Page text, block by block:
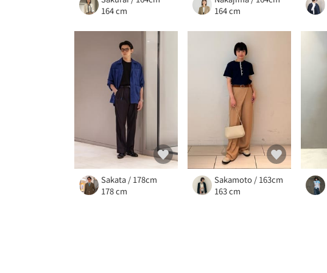
164 cm
164 cm
Sakata / 178cm
178 cm
Sakamoto / 163cm
163 cm